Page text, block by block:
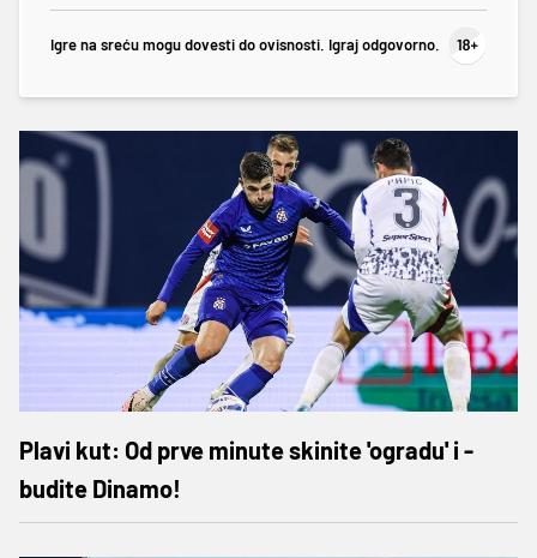
Igre na sreću mogu dovesti do ovisnosti. Igraj odgovorno.
Plavi kut: Od prve minute skinite 'ogradu' i -
budite Dinamo!